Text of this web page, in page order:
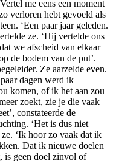
me eens een moment
verloren hebt gevoeld als
‘Een paar jaar geleden.
ze. ‘Hij vertelde ons
we afscheid van elkaar
de bodem van de put’.
Ze aarzelde even.
dagen werd ik
komen, of ik het aan zou
zoekt, zie je die vaak
constateerde de
‘Het is dus niet
‘Ik hoor zo vaak dat ik
Dat ik nieuwe doelen
is geen doel zinvol of